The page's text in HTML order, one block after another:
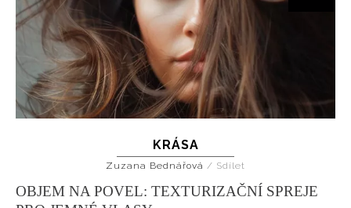
KRÁSA
Zuzana Bednářová / Sdílet
OBJEM NA POVEL: TEXTURIZAČNÍ SPREJE